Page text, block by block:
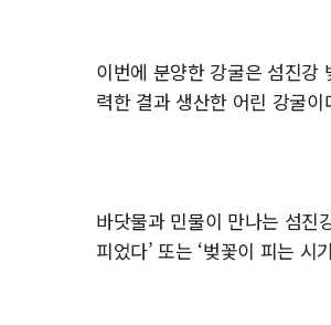
이번에 분양한 강굴은 섬진강
력한 결과 생산한 어린 강굴이
바닷물과 민물이 만나는 섬진
피었다’ 또는 ‘벚꽃이 피는